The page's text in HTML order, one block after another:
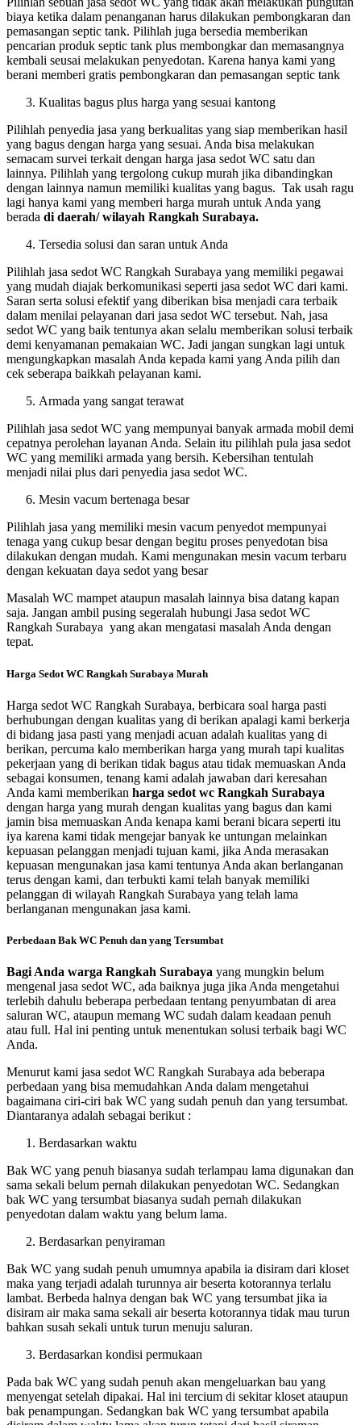
biaya ketika dalam penanganan harus dilakukan pembongkaran dan
pemasangan septic tank. Pilihlah juga bersedia memberikan
pencarian produk septic tank plus membongkar dan memasangnya
kembali seusai melakukan penyedotan. Karena hanya kami yang
berani memberi gratis pembongkaran dan pemasangan septic tank
Kualitas bagus plus harga yang sesuai kantong
Pilihlah penyedia jasa yang berkualitas yang siap memberikan hasil
yang bagus dengan harga yang sesuai. Anda bisa melakukan
semacam survei terkait dengan harga jasa sedot WC satu dan
lainnya. Pilihlah yang tergolong cukup murah jika dibandingkan
dengan lainnya namun memiliki kualitas yang bagus. Tak usah ragu
lagi hanya kami yang memberi harga murah untuk Anda yang
berada di daerah/ wilayah Rangkah Surabaya.
Tersedia solusi dan saran untuk Anda
Pilihlah jasa sedot WC Rangkah Surabaya yang memiliki pegawai
yang mudah diajak berkomunikasi seperti jasa sedot WC dari kami.
Saran serta solusi efektif yang diberikan bisa menjadi cara terbaik
dalam menilai pelayanan dari jasa sedot WC tersebut. Nah, jasa
sedot WC yang baik tentunya akan selalu memberikan solusi terbaik
demi kenyamanan pemakaian WC. Jadi jangan sungkan lagi untuk
mengungkapkan masalah Anda kepada kami yang Anda pilih dan
cek seberapa baikkah pelayanan kami.
Armada yang sangat terawat
Pilihlah jasa sedot WC yang mempunyai banyak armada mobil demi
cepatnya perolehan layanan Anda. Selain itu pilihlah pula jasa sedot
WC yang memiliki armada yang bersih. Kebersihan tentulah
menjadi nilai plus dari penyedia jasa sedot WC.
Mesin vacum bertenaga besar
Pilihlah jasa yang memiliki mesin vacum penyedot mempunyai
tenaga yang cukup besar dengan begitu proses penyedotan bisa
dilakukan dengan mudah. Kami mengunakan mesin vacum terbaru
dengan kekuatan daya sedot yang besar
Masalah WC mampet ataupun masalah lainnya bisa datang kapan
saja. Jangan ambil pusing segeralah hubungi Jasa sedot WC
Rangkah Surabaya yang akan mengatasi masalah Anda dengan
tepat.
Harga Sedot WC Rangkah Surabaya Murah
Harga sedot WC Rangkah Surabaya, berbicara soal harga pasti
berhubungan dengan kualitas yang di berikan apalagi kami berkerja
di bidang jasa pasti yang menjadi acuan adalah kualitas yang di
berikan, percuma kalo memberikan harga yang murah tapi kualitas
pekerjaan yang di berikan tidak bagus atau tidak memuaskan Anda
sebagai konsumen, tenang kami adalah jawaban dari keresahan
Anda kami memberikan harga sedot wc Rangkah Surabaya
dengan harga yang murah dengan kualitas yang bagus dan kami
jamin bisa memuaskan Anda kenapa kami berani bicara seperti itu
iya karena kami tidak mengejar banyak ke untungan melainkan
kepuasan pelanggan menjadi tujuan kami, jika Anda merasakan
kepuasan mengunakan jasa kami tentunya Anda akan berlanganan
terus dengan kami, dan terbukti kami telah banyak memiliki
pelanggan di wilayah Rangkah Surabaya yang telah lama
berlanganan mengunakan jasa kami.
Perbedaan Bak WC Penuh dan yang Tersumbat
Bagi Anda warga Rangkah Surabaya yang mungkin belum
mengenal jasa sedot WC, ada baiknya juga jika Anda mengetahui
terlebih dahulu beberapa perbedaan tentang penyumbatan di area
saluran WC, ataupun memang WC sudah dalam keadaan penuh
atau full. Hal ini penting untuk menentukan solusi terbaik bagi WC
Anda.
Menurut kami jasa sedot WC Rangkah Surabaya ada beberapa
perbedaan yang bisa memudahkan Anda dalam mengetahui
bagaimana ciri-ciri bak WC yang sudah penuh dan yang tersumbat.
Diantaranya adalah sebagai berikut :
Berdasarkan waktu
Bak WC yang penuh biasanya sudah terlampau lama digunakan dan
sama sekali belum pernah dilakukan penyedotan WC. Sedangkan
bak WC yang tersumbat biasanya sudah pernah dilakukan
penyedotan dalam waktu yang belum lama.
Berdasarkan penyiraman
Bak WC yang sudah penuh umumnya apabila ia disiram dari kloset
maka yang terjadi adalah turunnya air beserta kotorannya terlalu
lambat. Berbeda halnya dengan bak WC yang tersumbat jika ia
disiram air maka sama sekali air beserta kotorannya tidak mau turun
bahkan susah sekali untuk turun menuju saluran.
Berdasarkan kondisi permukaan
Pada bak WC yang sudah penuh akan mengeluarkan bau yang
menyengat setelah dipakai. Hal ini tercium di sekitar kloset ataupun
bak penampungan. Sedangkan bak WC yang tersumbat apabila